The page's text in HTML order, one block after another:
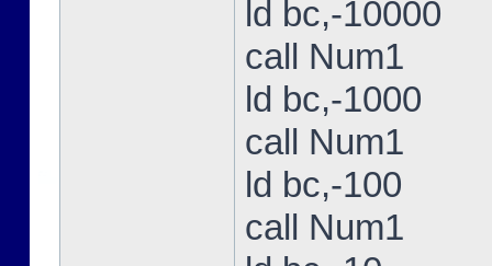
ld bc,-10000
call Num1
ld bc,-1000
call Num1
ld bc,-100
call Num1